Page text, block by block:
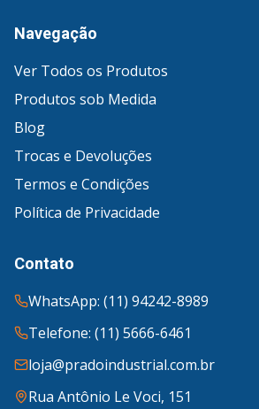
Navegação
Ver Todos os Produtos
Produtos sob Medida
Blog
Trocas e Devoluções
Termos e Condições
Política de Privacidade
Contato
WhatsApp: (11) 94242-8989
Telefone: (11) 5666-6461
loja@pradoindustrial.com.br
Rua Antônio Le Voci, 151